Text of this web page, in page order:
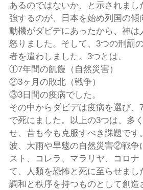
あるのではないか、と示されまし
強するのが、日本を始め列国の傾
動機がダビデにあったから、神は
怒りました。そして、3つの刑罰
者を遣わしました。3つとは、
①7年間の飢饅（自然災害）
②3ヶ月の敗北（戦争）
③3日間の疫病でした。
その中からダビデは疫病を選び、
で死にました。以上の3つは、多
せ、昔も今も克服すべき課題で
波、大雨や旱魃の自然災害②戦
スト、コレラ、マラリヤ、コロナ
て、人類を恐怖と死に至らせま
調和と秩序を持つものとして創造